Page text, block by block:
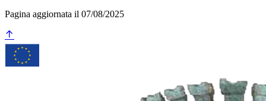
Pagina aggiornata il 07/08/2025